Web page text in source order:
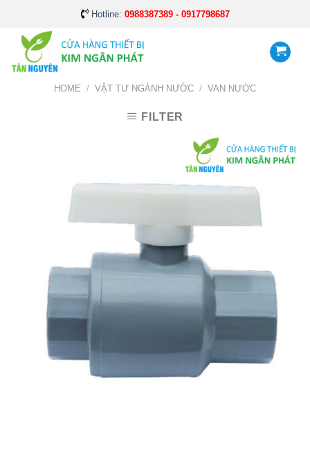
content
Hotline: 0988387389 - 0917798687
HOME / VẬT TƯ NGÀNH NƯỚC / VAN NƯỚC
FILTER